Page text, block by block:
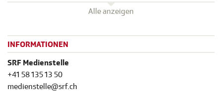
Alle anzeigen
INFORMATIONEN
SRF Medienstelle
+41 58 135 13 50
medienstelle@srf.ch